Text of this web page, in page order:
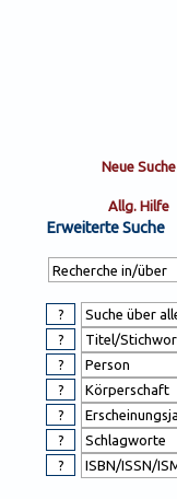
Erweiterte Suche